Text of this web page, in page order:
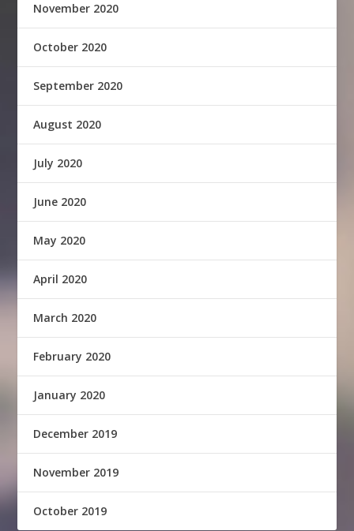
November 2020
October 2020
September 2020
August 2020
July 2020
June 2020
May 2020
April 2020
March 2020
February 2020
January 2020
December 2019
November 2019
October 2019